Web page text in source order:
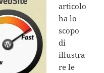
articolo
ha lo
scopo
di
illustra
re le